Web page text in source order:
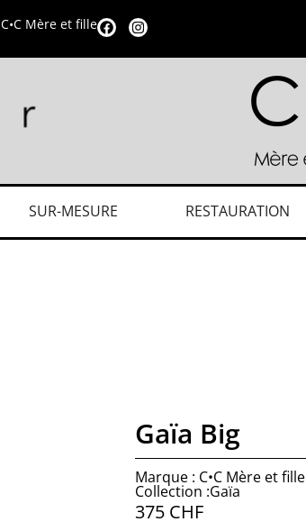
C•C Mère et fille
SUR-MESURE RESTAURATION
Gaïa Big
Marque : C•C Mère et fille
Collection :Gaïa
375 CHF